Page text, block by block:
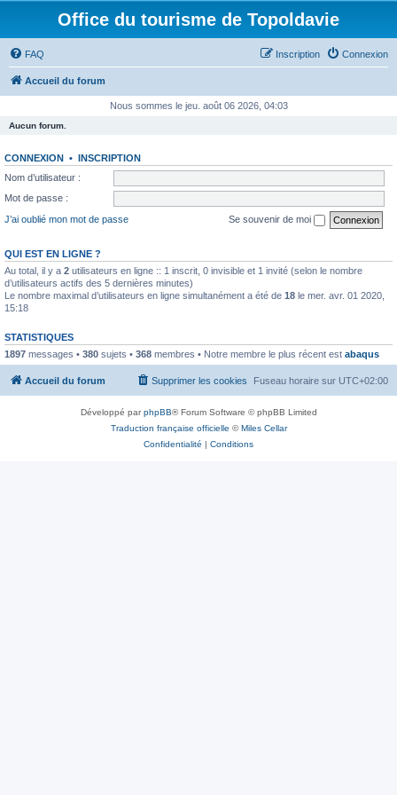
Office du tourisme de Topoldavie
FAQ Connexion
Inscription
Accueil du forum
Nous sommes le jeu. août 06 2026, 04:03
Aucun forum.
CONNEXION • INSCRIPTION
Nom d’utilisateur :
Mot de passe :
J’ai oublié mon mot de passe
Se souvenir de moi
QUI EST EN LIGNE ?
Au total, il y a 2 utilisateurs en ligne :: 1 inscrit, 0 invisible et 1 invité (selon le nombre
d’utilisateurs actifs des 5 dernières minutes)
Le nombre maximal d’utilisateurs en ligne simultanément a été de 18 le mer. avr. 01 2020,
15:18
STATISTIQUES
1897 messages • 380 sujets • 368 membres • Notre membre le plus récent est abaqus
Accueil du forum Fuseau horaire sur UTC+02:00
Supprimer les cookies
Développé parphpBB® Forum Software © phpBB Limited
Traduction française officielle ©Miles Cellar
Confidentialité | Conditions